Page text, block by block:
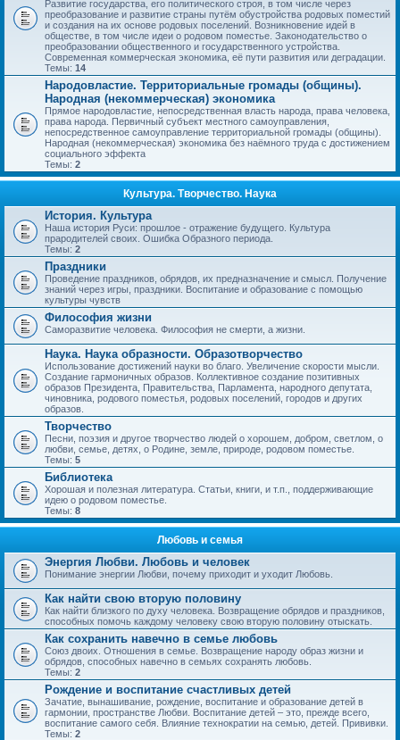
Развитие государства, его политического строя, в том числе через
преобразование и развитие страны путём обустройства родовых поместий
и создания на их основе родовых поселений. Возникновение идей в
обществе, в том числе идеи о родовом поместье. Законодательство о
преобразовании общественного и государственного устройства.
Современная коммерческая экономика, её пути развития или деградации.
Темы: 14
Народовластие. Территориальные громады (общины).
Народная (некоммерческая) экономика
Прямое народовластие, непосредственная власть народа, права человека,
права народа. Первичный субъект местного самоуправления,
непосредственное самоуправление территориальной громады (общины).
Народная (некоммерческая) экономика без наёмного труда с достижением
социального эффекта
Темы: 2
Культура. Творчество. Наука
История. Культура
Наша история Руси: прошлое - отражение будущего. Культура
прародителей своих. Ошибка Образного периода.
Темы: 2
Праздники
Проведение праздников, обрядов, их предназначение и смысл. Получение
знаний через игры, праздники. Воспитание и образование с помощью
культуры чувств
Философия жизни
Саморазвитие человека. Философия не смерти, а жизни.
Наука. Наука образности. Образотворчество
Использование достижений науки во благо. Увеличение скорости мысли.
Создание гармоничных образов. Коллективное создание позитивных
образов Президента, Правительства, Парламента, народного депутата,
чиновника, родового поместья, родовых поселений, городов и других
образов.
Творчество
Песни, поэзия и другое творчество людей о хорошем, добром, светлом, о
любви, семье, детях, о Родине, земле, природе, родовом поместье.
Темы: 5
Библиотека
Хорошая и полезная литература. Статьи, книги, и т.п., поддерживающие
идею о родовом поместье.
Темы: 8
Любовь и семья
Энергия Любви. Любовь и человек
Понимание энергии Любви, почему приходит и уходит Любовь.
Как найти свою вторую половину
Как найти близкого по духу человека. Возвращение обрядов и праздников,
способных помочь каждому человеку свою вторую половину отыскать.
Как сохранить навечно в семье любовь
Союз двоих. Отношения в семье. Возвращение народу образ жизни и
обрядов, способных навечно в семьях сохранять любовь.
Темы: 2
Рождение и воспитание счастливых детей
Зачатие, вынашивание, рождение, воспитание и образование детей в
гармонии, пространстве Любви. Воспитание детей – это, прежде всего,
воспитание самого себя. Влияние технократии на семью, детей. Прививки.
Темы: 2